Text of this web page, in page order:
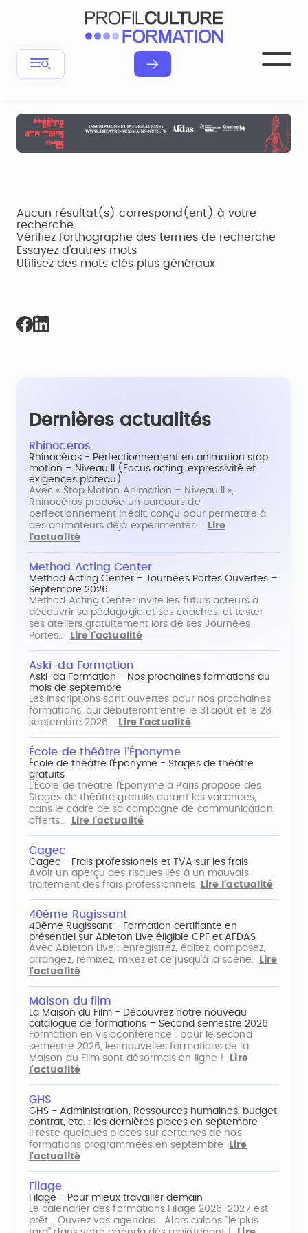
Aucun résultat(s) correspond(ent) à votre
recherche
Vérifiez l'orthographe des termes de recherche
Essayez d'autres mots
Utilisez des mots clés plus généraux
Dernières actualités
Rhinoceros
Rhinocéros - Perfectionnement en animation stop
motion – Niveau II (Focus acting, expressivité et
exigences plateau)
Avec « Stop Motion Animation – Niveau II »,
Rhinocéros propose un parcours de
perfectionnement inédit, conçu pour permettre à
des animateurs déjà expérimentés…
Lire
l'actualité
Method Acting Center
Method Acting Center - Journées Portes Ouvertes –
Septembre 2026
Method Acting Center invite les futurs acteurs à
découvrir sa pédagogie et ses coaches, et tester
ses ateliers gratuitement lors de ses Journées
Portes…
Lire l'actualité
Aski-da Formation
Aski-da Formation - Nos prochaines formations du
mois de septembre
Les inscriptions sont ouvertes pour nos prochaines
formations, qui débuteront entre le 31 août et le 28
septembre 2026.
Lire l'actualité
École de théâtre l'Éponyme
École de théâtre l'Éponyme - Stages de théâtre
gratuits
L'École de théâtre l'Éponyme à Paris propose des
Stages de théâtre gratuits durant les vacances,
dans le cadre de sa campagne de communication,
offerts…
Lire l'actualité
Cagec
Cagec - Frais professionels et TVA sur les frais
Avoir un aperçu des risques liés à un mauvais
traitement des frais professionnels
Lire l'actualité
40ème Rugissant
40ème Rugissant - Formation certifiante en
présentiel sur Ableton Live éligible CPF et AFDAS
Avec Ableton Live : enregistrez, éditez, composez,
arrangez, remixez, mixez et ce jusqu'à la scène.
Lire
l'actualité
Maison du film
La Maison du Film - Découvrez notre nouveau
catalogue de formations – Second semestre 2026
Formation en visioconférence : pour le second
semestre 2026, les nouvelles formations de la
Maison du Film sont désormais en ligne !
Lire
l'actualité
GHS
GHS - Administration, Ressources humaines, budget,
contrat, etc. : les dernières places en septembre
Il reste quelques places sur certaines de nos
formations programmées en septembre
Lire
l'actualité
Filage
Filage - Pour mieux travailler demain
Le calendrier des formations Filage 2026-2027 est
prêt... Ouvrez vos agendas... Alors calons "le plus